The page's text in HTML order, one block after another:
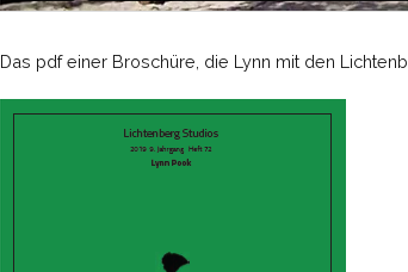
Das pdf einer Broschüre, die Lynn mit den